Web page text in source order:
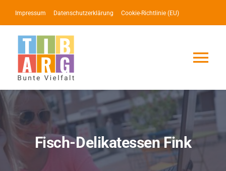
Inhalt
springen
Impressum Datenschutzerklärung Cookie-Richtlinie (EU)
Lotse
Service
Fisch-Delikatessen Fink